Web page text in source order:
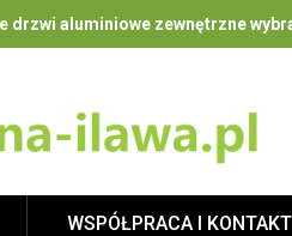
drzwi aluminiowe zewnętrzne
WSPÓŁPRACA I KONTAKT